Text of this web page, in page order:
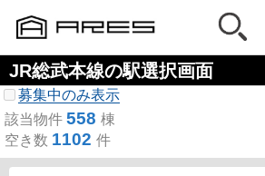
JR総武本線の駅選択画面
募集中のみ表示
該当物件 558 棟
空き数 1102 件